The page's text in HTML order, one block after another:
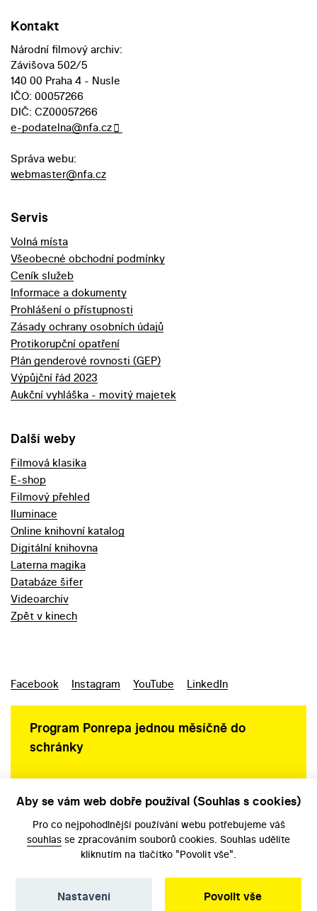
Kontakt
Národní filmový archiv:
Závišova 502/5
140 00 Praha 4 - Nusle
IČO: 00057266
DIČ: CZ00057266
e-podatelna@nfa.cz
Správa webu:
webmaster@nfa.cz
Servis
Volná místa
Všeobecné obchodní podmínky
Ceník služeb
Informace a dokumenty
Prohlášení o přístupnosti
Zásady ochrany osobních údajů
Protikorupční opatření
Plán genderové rovnosti (GEP)
Výpůjční řád 2023
Aukční vyhláška - movitý majetek
Další weby
Filmová klasika
E-shop
Filmový přehled
Iluminace
Online knihovní katalog
Digitální knihovna
Laterna magika
Databáze šifer
Videoarchiv
Zpět v kinech
Facebook Instagram YouTube LinkedIn
Program Ponrepa jednou měsíčně do
schránky
Aby se vám web dobře používal (Souhlas s cookies)
Pro co nejpohodlnější používání webu potřebujeme váš
souhlas se zpracováním souborů cookies. Souhlas udělíte
kliknutím na tlačítko "Povolit vše".
Povolit vše
Nastavení